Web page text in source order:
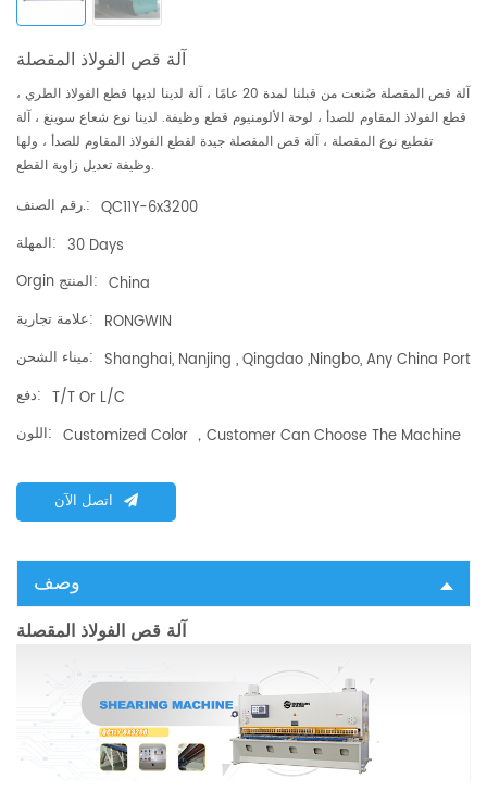
آلة قص الفولاذ المقصلة
آلة قص المقصلة صُنعت من قبلنا لمدة 20 عامًا ، آلة لدينا لديها قطع الفولاذ الطري ،
قطع الفولاذ المقاوم للصدأ ، لوحة الألومنيوم قطع وظيفة. لدينا نوع شعاع سوينغ ، آلة
تقطيع نوع المقصلة ، آلة قص المقصلة جيدة لقطع الفولاذ المقاوم للصدأ ، ولها
وظيفة تعديل زاوية القطع.
رقم الصنف.: QC11Y-6x3200
المهلة: 30 Days
Orgin المنتج: China
علامة تجارية: RONGWIN
ميناء الشحن: Shanghai, Nanjing , Qingdao ,Ningbo, Any China Port
دفع: T/T Or L/C
اللون: Customized Color ，customer Can Choose The Machine
اتصل الآن
وصف
آلة قص الفولاذ المقصلة